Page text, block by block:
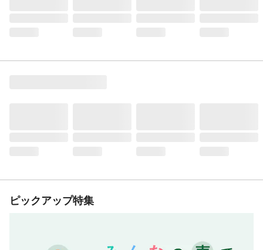
ピックアップ特集